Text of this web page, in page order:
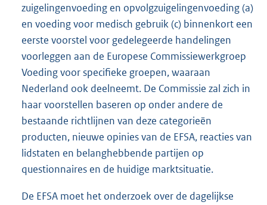
zuigelingenvoeding en opvolgzuigelingenvoeding (a)
en voeding voor medisch gebruik (c) binnenkort een
eerste voorstel voor gedelegeerde handelingen
voorleggen aan de Europese Commissiewerkgroep
Voeding voor specifieke groepen, waaraan
Nederland ook deelneemt. De Commissie zal zich in
haar voorstellen baseren op onder andere de
bestaande richtlijnen van deze categorieën
producten, nieuwe opinies van de EFSA, reacties van
lidstaten en belanghebbende partijen op
questionnaires en de huidige marktsituatie.
De EFSA moet het onderzoek over de dagelijkse